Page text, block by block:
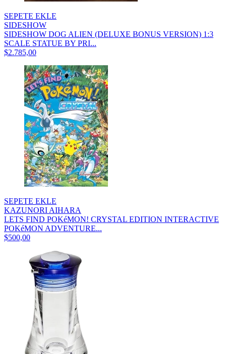
SEPETE EKLE
SIDESHOW
SIDESHOW DOG ALIEN (DELUXE BONUS VERSION) 1:3
SCALE STATUE BY PRI...
$2.785,00
SEPETE EKLE
KAZUNORI AIHARA
LETS FIND POKéMON! CRYSTAL EDITION INTERACTIVE
POKéMON ADVENTURE...
$500,00